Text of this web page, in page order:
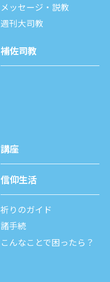
メッセージ・説教
週刊⼤司教
補佐司教
講座
信仰⽣活
祈りのガイド
諸⼿続
こんなことで困ったら？